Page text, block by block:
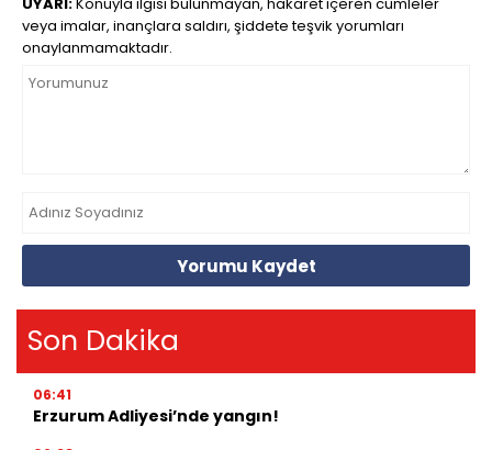
veya imalar, inançlara saldırı, şiddete teşvik yorumları
onaylanmamaktadır.
Yorumu Kaydet
Son Dakika
06:41
Erzurum Adliyesi’nde yangın!